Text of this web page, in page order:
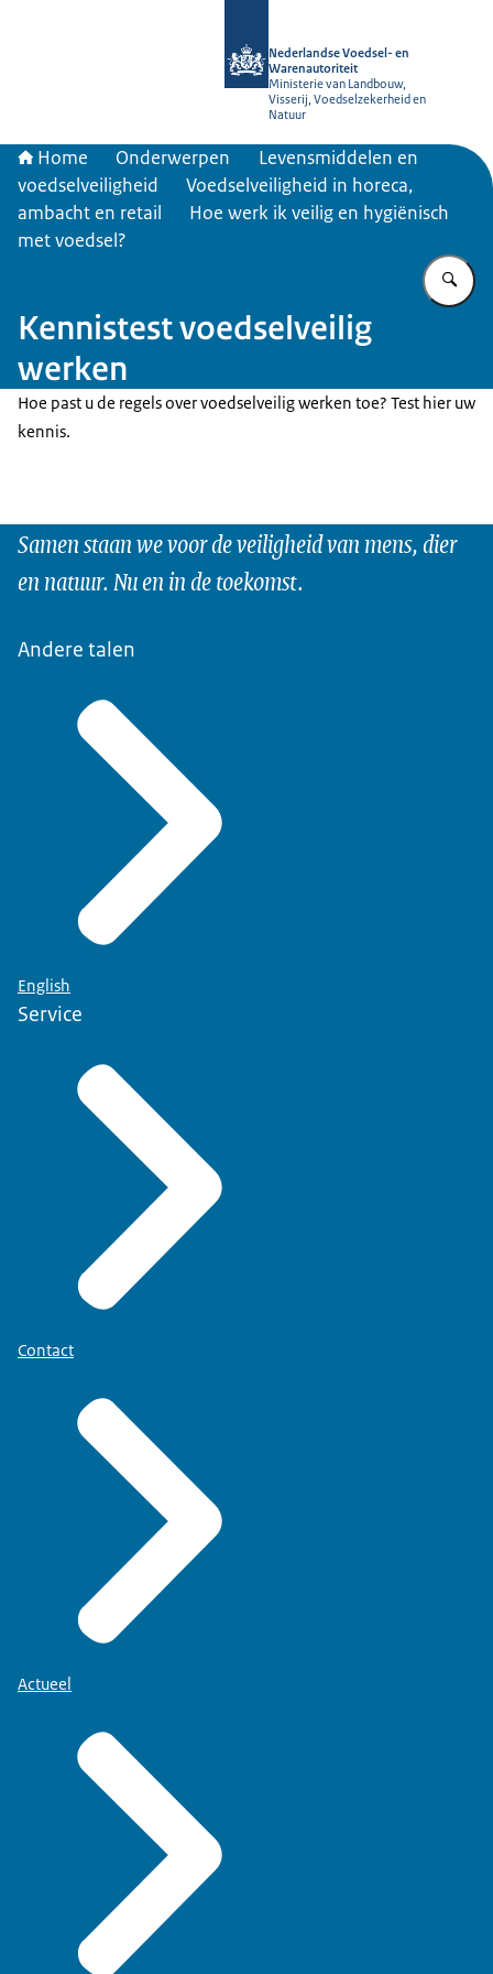
Nederlandse Voedsel- en
Warenautoriteit
Ministerie van Landbouw,
Visserij, Voedselzekerheid en
Natuur
Home Onderwerpen
Levensmiddelen en
voedselveiligheid
Voedselveiligheid in horeca,
ambacht en retail
Hoe werk ik veilig en hygiënisch
met voedsel?
Kennistest voedselveilig
werken
Hoe past u de regels over voedselveilig werken toe? Test hier uw
kennis.
Samen staan we voor de veiligheid van mens, dier
en natuur. Nu en in de toekomst.
Andere talen
English
Service
Contact
Actueel